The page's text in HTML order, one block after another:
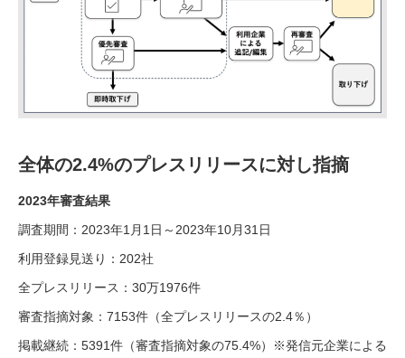
全体の2.4%のプレスリリースに対し指摘
2023年審査結果
調査期間：2023年1月1日～2023年10月31日
利用登録見送り：202社
全プレスリリース：30万1976件
審査指摘対象：7153件（全プレスリリースの2.4％）
掲載継続：5391件（審査指摘対象の75.4%）※発信元企業による